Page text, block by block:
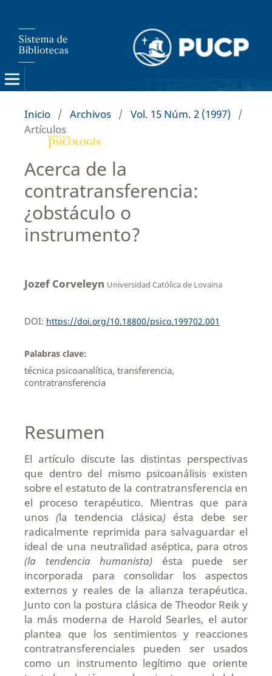
Inicio / Archivos / Vol. 15 Núm. 2 (1997)
/
Artículos
Acerca de la
contratransferencia:
¿obstáculo o
instrumento?
Jozef Corveleyn Universidad Católica de Lovaina
DOI: https://doi.org/10.18800/psico.199702.001
Palabras clave:
técnica psicoanalítica, transferencia,
contratransferencia
Resumen
El artículo discute las distintas perspectivas
que dentro del mismo psicoanálisis existen
sobre el estatuto de la contratransferencia en
el proceso terapéutico. Mientras que para
unos(la tendencia clásica) ésta debe ser
radicalmente reprimida para salvaguardar el
ideal de una neutralidad aséptica, para otros
(la tendencia humanista) ésta puede ser
incorporada para consolidar los aspectos
externos y reales de la alianza terapéutica.
Junto con la postura clásica de Theodor Reik y
la más moderna de Harold Searles, el autor
plantea que los sentimientos y reacciones
contratransferenciales pueden ser usados
como un instrumento legítimo que oriente